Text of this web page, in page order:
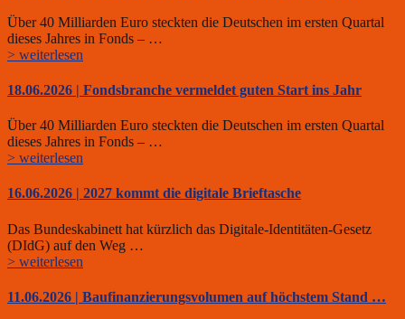
Über 40 Milliarden Euro steckten die Deutschen im ersten Quartal
dieses Jahres in Fonds – …
> weiterlesen
18.06.2026 | Fondsbranche vermeldet guten Start ins Jahr
Über 40 Milliarden Euro steckten die Deutschen im ersten Quartal
dieses Jahres in Fonds – …
> weiterlesen
16.06.2026 | 2027 kommt die digitale Brieftasche
Das Bundeskabinett hat kürzlich das Digitale-Identitäten-Gesetz
(DIdG) auf den Weg …
> weiterlesen
11.06.2026 | Baufinanzierungsvolumen auf höchstem Stand …